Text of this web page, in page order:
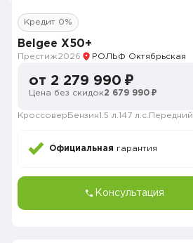
Кредит 0%
Belgee X50+
Престиж2026 РОЛЬФ Октябрьская
от 2 279 990 ₽
Цена без скидок2 679 990 ₽
Кроссовер Бензин1.5 л. 147 л.с. Передний
Официальная гарантия
Консультация